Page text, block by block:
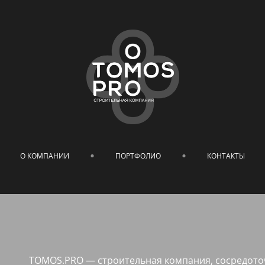
О КОМПАНИИ ПОРТФОЛИО КОНТАКТЫ
TOMOS.PRO — строительная компания,